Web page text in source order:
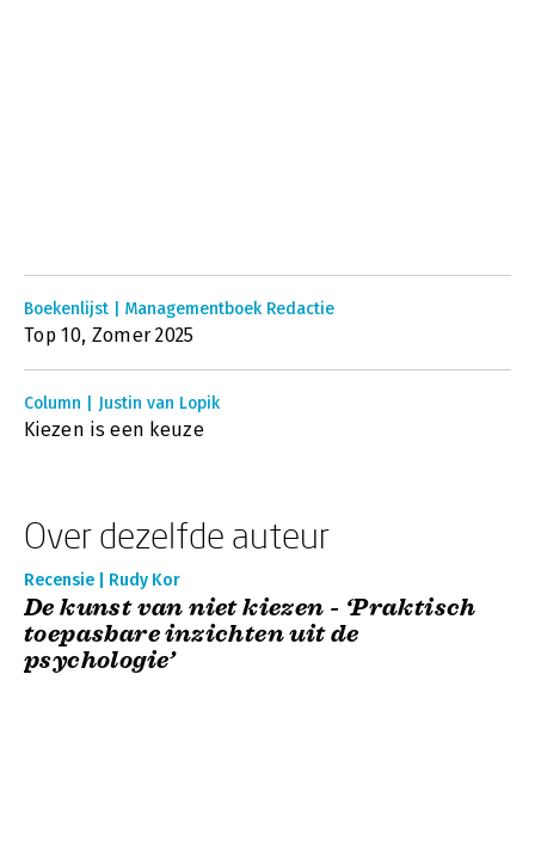
Boekenlijst | Managementboek Redactie
Top 10, Zomer 2025
Column | Justin van Lopik
Kiezen is een keuze
Over dezelfde auteur
Recensie | Rudy Kor
De kunst van niet kiezen - ‘Praktisch
toepasbare inzichten uit de
psychologie’